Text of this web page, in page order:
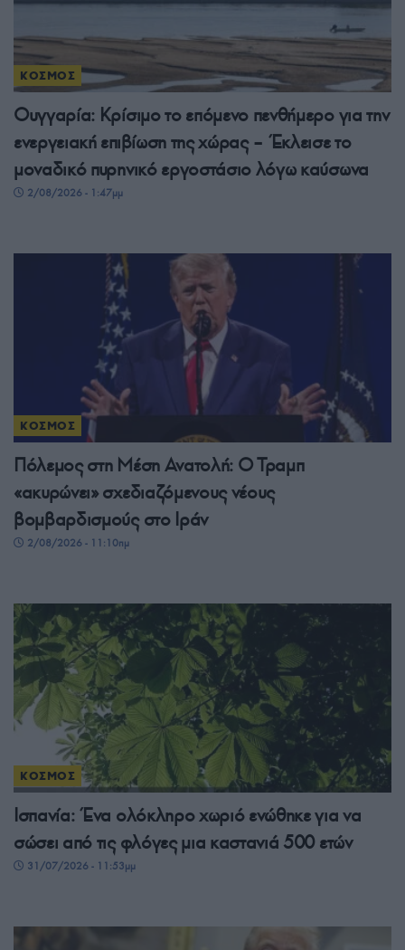
ΚΟΣΜΟΣ
Ουγγαρία: Κρίσιμο το επόμενο πενθήμερο για την
ενεργειακή επιβίωση της χώρας – Έκλεισε το
μοναδικό πυρηνικό εργοστάσιο λόγω καύσωνα
2/08/2026 - 1:47μμ
ΚΟΣΜΟΣ
Πόλεμος στη Μέση Ανατολή: Ο Τραμπ
«ακυρώνει» σχεδιαζόμενους νέους
βομβαρδισμούς στο Ιράν
2/08/2026 - 11:10πμ
ΚΟΣΜΟΣ
Ισπανία: Ένα ολόκληρο χωριό ενώθηκε για να
σώσει από τις φλόγες μια καστανιά 500 ετών
31/07/2026 - 11:53μμ